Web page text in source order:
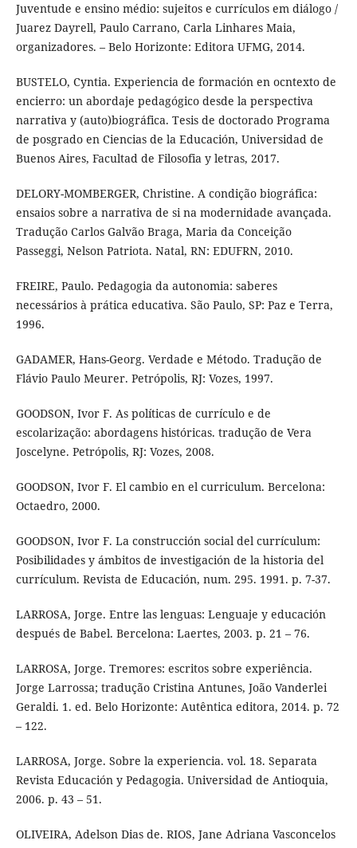
Juventude e ensino médio: sujeitos e currículos em diálogo /
Juarez Dayrell, Paulo Carrano, Carla Linhares Maia,
organizadores. – Belo Horizonte: Editora UFMG, 2014.
BUSTELO, Cyntia. Experiencia de formación en ocntexto de
encierro: un abordaje pedagógico desde la perspectiva
narrativa y (auto)biográfica. Tesis de doctorado Programa
de posgrado en Ciencias de la Educación, Universidad de
Buenos Aires, Facultad de Filosofia y letras, 2017.
DELORY-MOMBERGER, Christine. A condição biográfica:
ensaios sobre a narrativa de si na modernidade avançada.
Tradução Carlos Galvão Braga, Maria da Conceição
Passeggi, Nelson Patriota. Natal, RN: EDUFRN, 2010.
FREIRE, Paulo. Pedagogia da autonomia: saberes
necessários à prática educativa. São Paulo, SP: Paz e Terra,
1996.
GADAMER, Hans-Georg. Verdade e Método. Tradução de
Flávio Paulo Meurer. Petrópolis, RJ: Vozes, 1997.
GOODSON, Ivor F. As políticas de currículo e de
escolarização: abordagens históricas. tradução de Vera
Joscelyne. Petrópolis, RJ: Vozes, 2008.
GOODSON, Ivor F. El cambio en el curriculum. Bercelona:
Octaedro, 2000.
GOODSON, Ivor F. La construcción social del currículum:
Posibilidades y ámbitos de investigación de la historia del
currículum. Revista de Educación, num. 295. 1991. p. 7-37.
LARROSA, Jorge. Entre las lenguas: Lenguaje y educación
después de Babel. Bercelona: Laertes, 2003. p. 21 – 76.
LARROSA, Jorge. Tremores: escritos sobre experiência.
Jorge Larrossa; tradução Cristina Antunes, João Vanderlei
Geraldi. 1. ed. Belo Horizonte: Autêntica editora, 2014. p. 72
– 122.
LARROSA, Jorge. Sobre la experiencia. vol. 18. Separata
Revista Educación y Pedagogia. Universidad de Antioquia,
2006. p. 43 – 51.
OLIVEIRA, Adelson Dias de. RIOS, Jane Adriana Vasconcelos